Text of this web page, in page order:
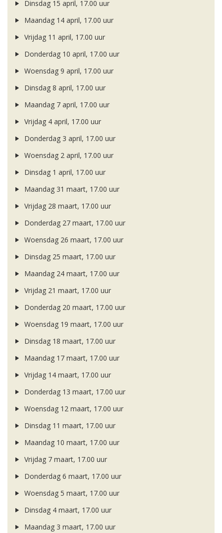
Dinsdag 15 april, 17.00 uur
Maandag 14 april, 17.00 uur
Vrijdag 11 april, 17.00 uur
Donderdag 10 april, 17.00 uur
Woensdag 9 april, 17.00 uur
Dinsdag 8 april, 17.00 uur
Maandag 7 april, 17.00 uur
Vrijdag 4 april, 17.00 uur
Donderdag 3 april, 17.00 uur
Woensdag 2 april, 17.00 uur
Dinsdag 1 april, 17.00 uur
Maandag 31 maart, 17.00 uur
Vrijdag 28 maart, 17.00 uur
Donderdag 27 maart, 17.00 uur
Woensdag 26 maart, 17.00 uur
Dinsdag 25 maart, 17.00 uur
Maandag 24 maart, 17.00 uur
Vrijdag 21 maart, 17.00 uur
Donderdag 20 maart, 17.00 uur
Woensdag 19 maart, 17.00 uur
Dinsdag 18 maart, 17.00 uur
Maandag 17 maart, 17.00 uur
Vrijdag 14 maart, 17.00 uur
Donderdag 13 maart, 17.00 uur
Woensdag 12 maart, 17.00 uur
Dinsdag 11 maart, 17.00 uur
Maandag 10 maart, 17.00 uur
Vrijdag 7 maart, 17.00 uur
Donderdag 6 maart, 17.00 uur
Woensdag 5 maart, 17.00 uur
Dinsdag 4 maart, 17.00 uur
Maandag 3 maart, 17.00 uur